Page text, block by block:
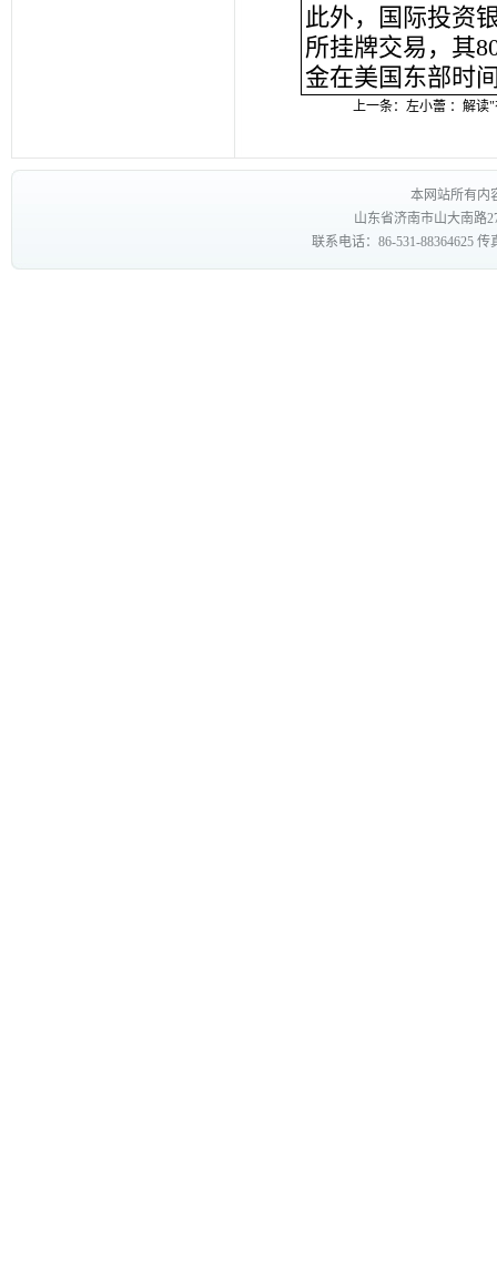
此外，国际投资
所挂牌交易，其
金在美国东部时
上一条： 左小蕾 ：解读
本网站所有内
山东省济南市山大南路
联系电话：86-531-88364625 传